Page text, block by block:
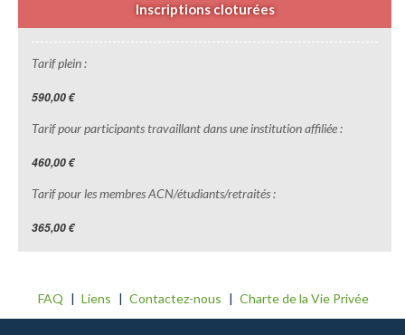
Inscriptions cloturées
Tarif plein :
590,00 €
Tarif pour participants travaillant dans une institution affiliée :
460,00 €
Tarif pour les membres ACN/étudiants/retraités :
365,00 €
FAQ Liens Contactez-nous Charte de la Vie Privée